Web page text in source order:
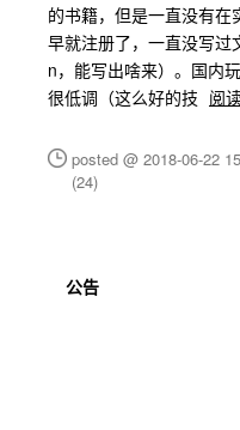
的书籍，但是一直没有
早就注册了，一直没写
n，能写出啥来）。国内
很低调（这么好的技 阅
posted @ 2018-06-22
(24)
公告